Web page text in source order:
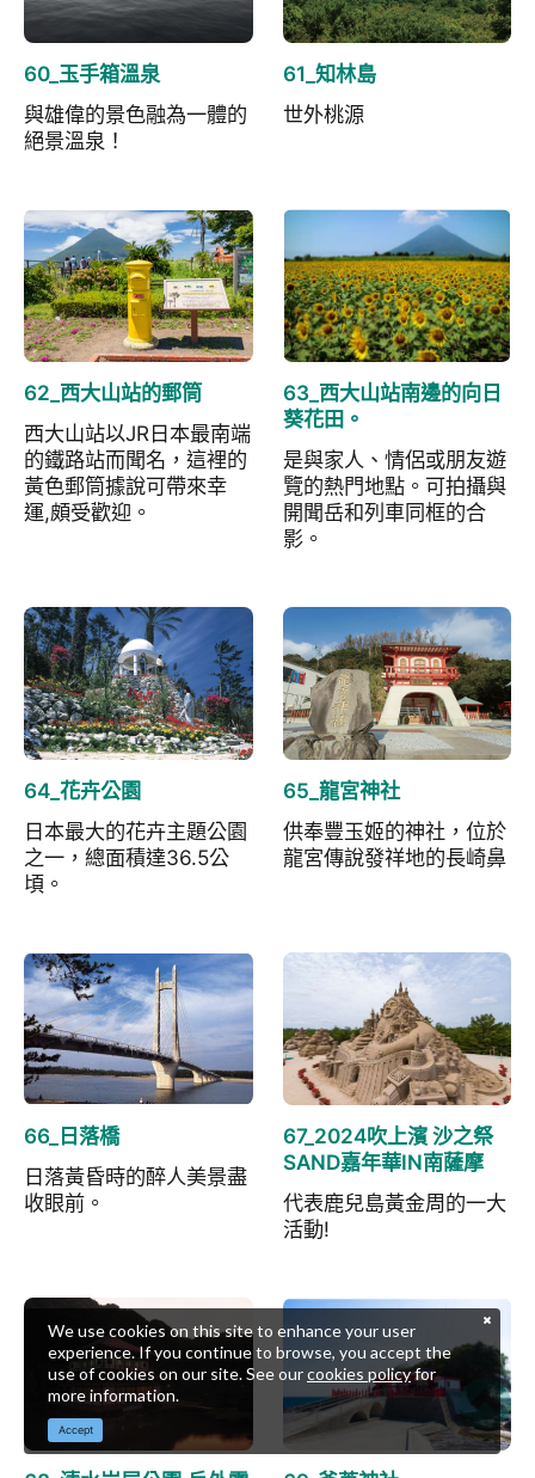
60_玉手箱溫泉
與雄偉的景色融為一體的
絕景溫泉！
61_知林島
世外桃源
62_西大山站的郵筒
西大山站以JR日本最南端
的鐵路站而聞名，這裡的
黃色郵筒據說可帶來幸
運,頗受歡迎。
63_西大山站南邊的向日
葵花田。
是與家人、情侶或朋友遊
覽的熱門地點。可拍攝與
開聞岳和列車同框的合
影。
64_花卉公園
日本最大的花卉主題公園
之一，總面積達36.5公
頃。
65_龍宮神社
供奉豐玉姬的神社，位於
龍宮傳說發祥地的長崎鼻
66_日落橋
日落黃昏時的醉人美景盡
收眼前。
67_2024吹上濱 沙之祭
SAND嘉年華IN南薩摩
代表鹿兒島黃金周的一大
活動!
We use cookies on this site to enhance your user
experience. If you continue to browse, you accept the
use of cookies on our site. See ourcookies policyfor
more information.
Accept